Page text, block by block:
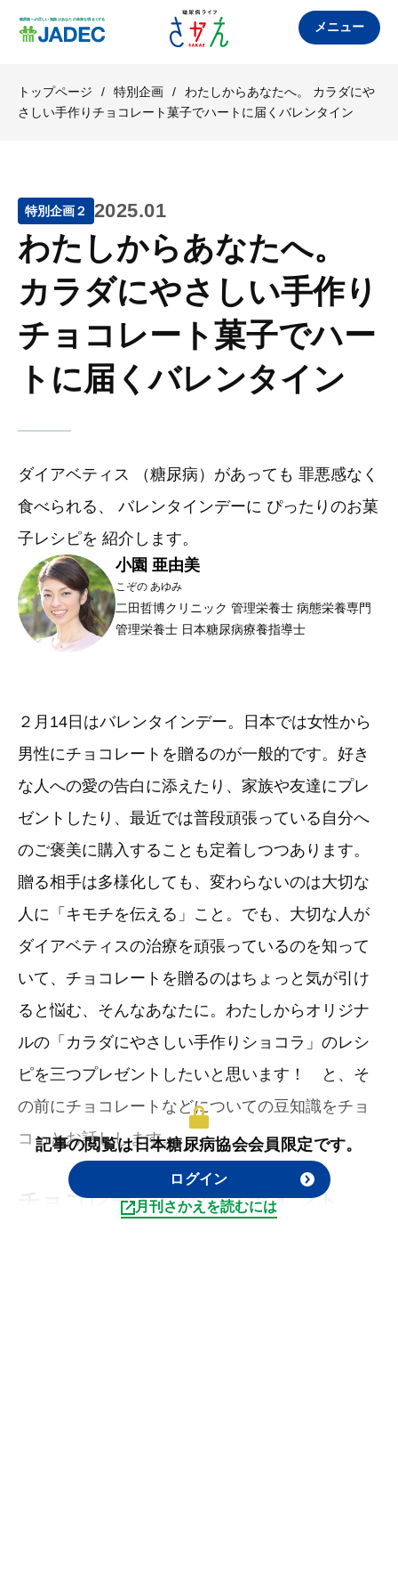
メニュー
トップページ / 特別企画 /
わたしからあなたへ。 カラダにや
さしい手作りチョコレート菓子でハートに届くバレンタイン
特別企画２ 2025.01
わたしからあなたへ。
カラダにやさしい手作り
チョコレート菓子でハー
トに届くバレンタイン
ダイアベティス （糖尿病）があっても 罪悪感なく
食べられる、 バレンタインデーに ぴったりのお菓
子レシピを 紹介します。
小園 亜由美
こぞの あゆみ
二田哲博クリニック 管理栄養士 病態栄養専門
管理栄養士 日本糖尿病療養指導士
２月14日はバレンタインデー。日本では女性から
男性にチョコレートを贈るのが一般的です。好き
な人への愛の告白に添えたり、家族や友達にプレ
ゼントしたり、最近では普段頑張っている自分へ
のご褒美に購入することも定着しつつあります。
贈る相手は多様化しても、変わらないのは大切な
人に「キモチを伝える」こと。でも、大切な人が
ダイアベティスの治療を頑張っているのを知って
いて、チョコレートを贈るのはちょっと気が引け
ると悩む、そんなあなたに。わたしからオリジナ
ルの「カラダにやさしい手作りショコラ」のレシ
ピを三つプレゼントしたいと思います！ と、そ
の前にチョコレートなどについての豆知識をチョ
コっとお話しします。
チョコレートを味わうポイント
記事の閲覧は日本糖尿病協会会員限定です。
ログイン
月刊さかえを読むには